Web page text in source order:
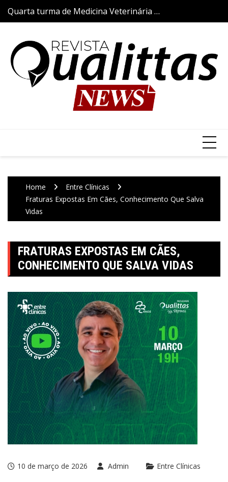
SkipQuarta turma de Medicina Veterinária da
Qualittas inicia trajetória acadêmica com
Home
Entre Clínicas
Fraturas Expostas Em Cães, Conhecimento Que Salva
Vidas
FRATURAS EXPOSTAS EM CÃES,
CONHECIMENTO QUE SALVA VIDAS
10 de março de 2026 Admin Entre Clínicas